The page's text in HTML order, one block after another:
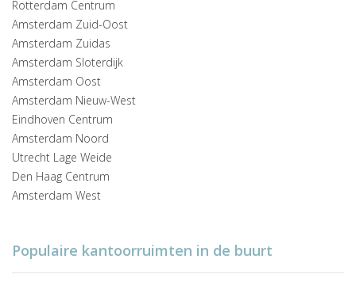
Rotterdam Centrum
Amsterdam Zuid-Oost
Amsterdam Zuidas
Amsterdam Sloterdijk
Amsterdam Oost
Amsterdam Nieuw-West
Eindhoven Centrum
Amsterdam Noord
Utrecht Lage Weide
Den Haag Centrum
Amsterdam West
Populaire kantoorruimten in de buurt